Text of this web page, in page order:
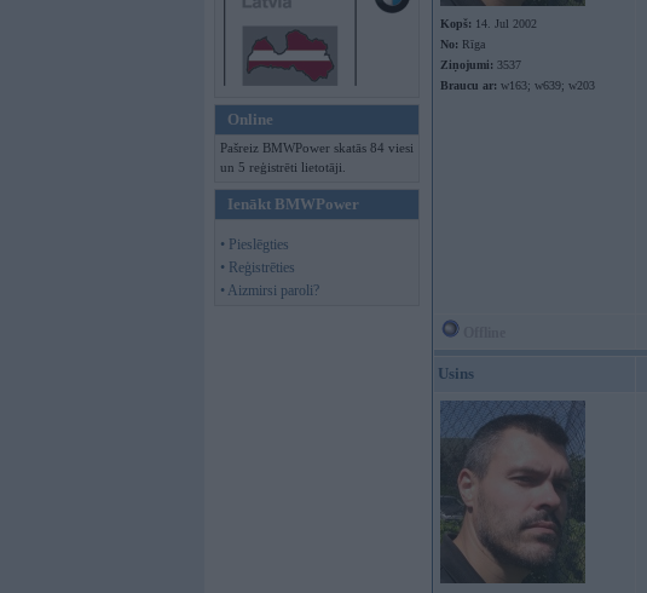
Online
Pašreiz BMWPower skatās 84 viesi
un 5 reģistrēti lietotāji.
Ienākt BMWPower
• Pieslēgties
• Reģistrēties
• Aizmirsi paroli?
Kopš: 14. Jul 2002
No: Rīga
Ziņojumi: 3537
Braucu ar: w163; w639; w203
Usins